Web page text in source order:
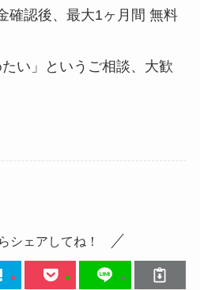
確認後、最大1ヶ月間 無料
たい」というご相談、大歓
シェアしてね！